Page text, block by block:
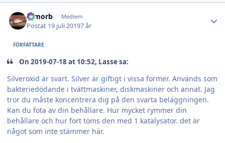
Dimorb Medlem
Postat 19 juli 20197 år
FÖRFATTARE
On 2019-07-18 at 10:52, Lasse sa:
Silveroxid är svart. Silver är giftigt i vissa former. Används som
bakteriedödande i tvättmaskiner, diskmaskiner och annat. Jag
tror du måste koncentrera dig på den svarta beläggningen.
Kan du fota av din behållare. Hur mycket rymmer din
behållare och hur fort töms den med 1 katalysator. det är
något som inte stämmer här.